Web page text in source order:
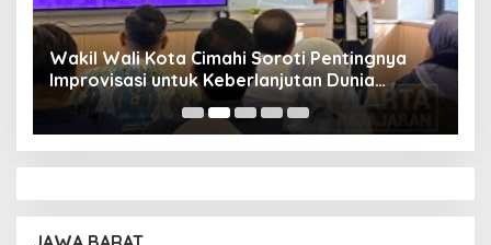
Wakil Wali Kota Cimahi Soroti Pentingnya
Improvisasi untuk Keberlanjutan Dunia
Pendidikan